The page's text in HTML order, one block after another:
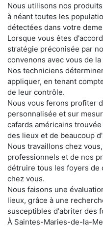
Nous utilisons nos
à néant toutes les
détectées dans votre
Lorsque vous êtes
stratégie préconisée par
convenons avec vous de
Nos techniciens
appliquer, en tenant
de leur contrôle.
Nous vous ferons profiter
personnalisée et sur
cafards américains
des lieux et de beaucoup
Nous travaillons chez
professionnels et de nos
détruire tous les foyers de
chez vous.
Nous faisons une
lieux, grâce à une
susceptibles d'abriter des
À Saintes-Maries-de-la-